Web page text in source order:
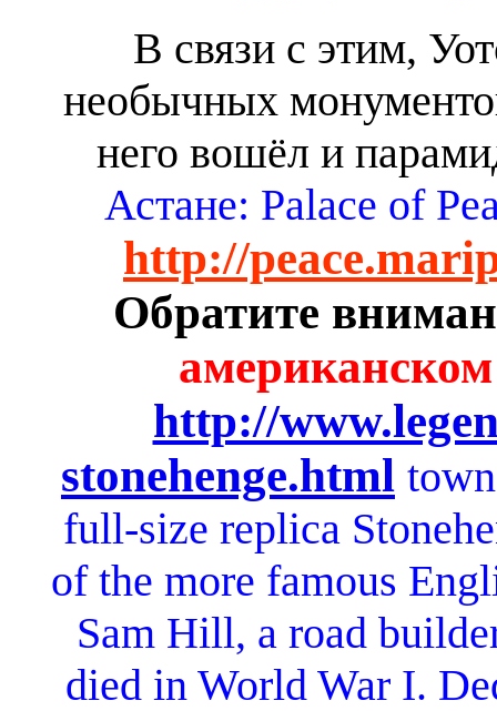
В связи с этим,
необычных
него вошёл и
Астане: Palace of
http://
Обратите
http://
stonehenge.html
full-size replica
of the more famous
Sam Hill, a road
died in World War I.